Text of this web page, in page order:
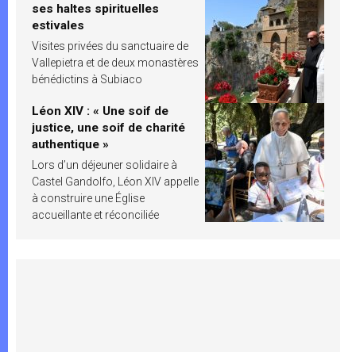
ses haltes spirituelles
estivales
Visites privées du sanctuaire de
Vallepietra et de deux monastères
bénédictins à Subiaco
Léon XIV : « Une soif de
justice, une soif de charité
authentique »
Lors d’un déjeuner solidaire à
Castel Gandolfo, Léon XIV appelle
à construire une Église
accueillante et réconciliée